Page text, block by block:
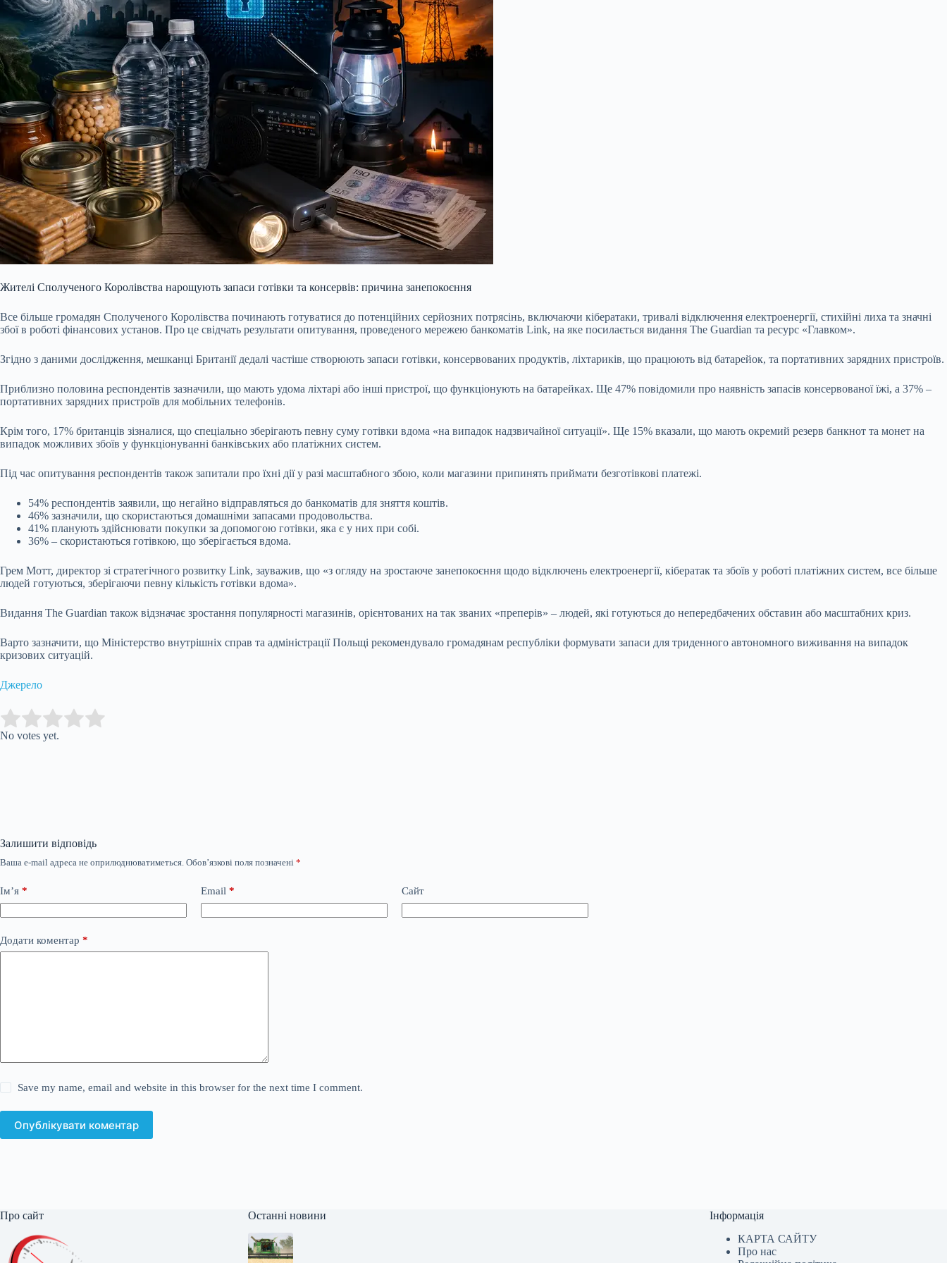
Жителі Сполученого Королівства нарощують запаси готівки та консервів: причина занепокоєння
Все більше громадян Сполученого Королівства починають готуватися до потенційних серйозних потрясінь, включаючи кібератаки, тривалі відключення електроенергії, стихійні лиха та значні
збої в роботі фінансових установ. Про це свідчать результати опитування, проведеного мережею банкоматів Link, на яке посилається видання The Guardian та ресурс «Главком».
Згідно з даними дослідження, мешканці Британії дедалі частіше створюють запаси готівки, консервованих продуктів, ліхтариків, що працюють від батарейок, та портативних зарядних пристроїв.
Приблизно половина респондентів зазначили, що мають удома ліхтарі або інші пристрої, що функціонують на батарейках. Ще 47% повідомили про наявність запасів консервованої їжі, а 37% –
портативних зарядних пристроїв для мобільних телефонів.
Крім того, 17% британців зізналися, що спеціально зберігають певну суму готівки вдома «на випадок надзвичайної ситуації». Ще 15% вказали, що мають окремий резерв банкнот та монет на
випадок можливих збоїв у функціонуванні банківських або платіжних систем.
Під час опитування респондентів також запитали про їхні дії у разі масштабного збою, коли магазини припинять приймати безготівкові платежі.
54% респондентів заявили, що негайно відправляться до банкоматів для зняття коштів.
46% зазначили, що скористаються домашніми запасами продовольства.
41% планують здійснювати покупки за допомогою готівки, яка є у них при собі.
36% – скористаються готівкою, що зберігається вдома.
Грем Мотт, директор зі стратегічного розвитку Link, зауважив, що «з огляду на зростаюче занепокоєння щодо відключень електроенергії, кібератак та збоїв у роботі платіжних систем, все більше
людей готуються, зберігаючи певну кількість готівки вдома».
Видання The Guardian також відзначає зростання популярності магазинів, орієнтованих на так званих «преперів» – людей, які готуються до непередбачених обставин або масштабних криз.
Варто зазначити, що Міністерство внутрішніх справ та адміністрації Польщі рекомендувало громадянам республіки формувати запаси для триденного автономного виживання на випадок
кризових ситуацій.
Джерело
Rate this item:
No votes yet.
Залишити відповідь
Ваша e-mail адреса не оприлюднюватиметься. Обов’язкові поля позначені *
Ім’я * Email * Сайт
Додати коментар *
Save my name, email and website in this browser for the next time I comment.
Опублікувати коментар
Про сайт Останні новини
Інформація
КАРТА САЙТУ
Про нас